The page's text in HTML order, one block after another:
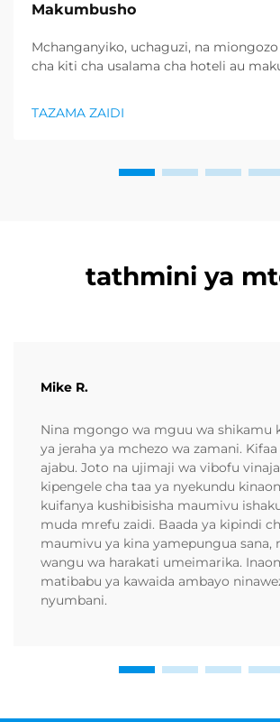
Makumbusho
Mchanganyiko, uchaguzi, na
cha kiti cha usalama cha hoteli au
zote zinazotolewa, kujua wateja wako
TAZAMA ZAIDI
tathmini ya
Mike R.
Nina mgongo wa mguu wa shikamu
ya jeraha ya mchezo wa zamani.
ajabu. Joto na ujimaji wa vibofu
kipengele cha taa ya nyekundu
kuifanya kushibisisha maumivu
muda mrefu zaidi. Baada ya kipindi
maumivu ya kina yamepungua sana,
wangu wa harakati umeimarika.
matibabu ya kawaida ambayo
nyumbani.